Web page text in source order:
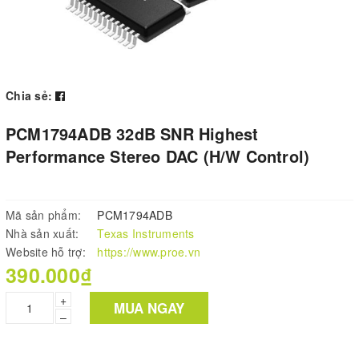
Chia sẻ:
PCM1794ADB 32dB SNR Highest
Performance Stereo DAC (H/W Control)
Mã sản phẩm:
PCM1794ADB
Nhà sản xuất:
Texas Instruments
Website hỗ trợ:
https://www.proe.vn
390.000₫
+
–
MUA NGAY